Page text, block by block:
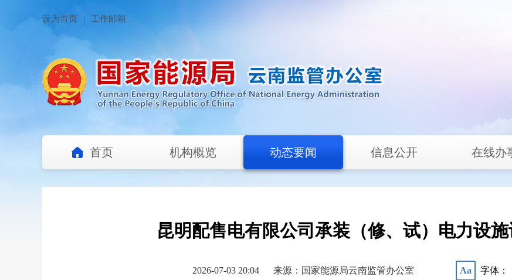
设为首页 工作邮箱
首页 机构概览 动态要闻 信息公开 在线办
昆明配售电有限公司承装（修、试）电力设
2026-07-03 20:04 来源：国家能源局云南监管办公室 Aa 字体：